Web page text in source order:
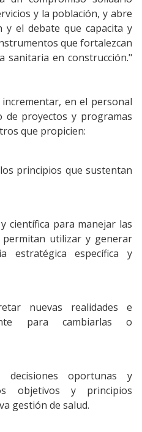
y la población, y abre
y el debate que capacita y
que fortalezcan
sanitaria en construcción."
en el personal
de proyectos y programas
que propicien:
principios que sustentan
científica para manejar las
utilizar y generar
estratégica específica y
nuevas realidades e
para cambiarlas o
oportunas y
objetivos y principios
gestión de salud.